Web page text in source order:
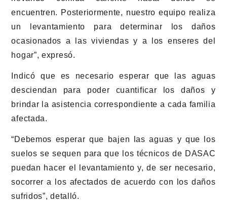
encuentren. Posteriormente, nuestro equipo realiza
un levantamiento para determinar los daños
ocasionados a las viviendas y a los enseres del
hogar”, expresó.
Indicó que es necesario esperar que las aguas
desciendan para poder cuantificar los daños y
brindar la asistencia correspondiente a cada familia
afectada.
“Debemos esperar que bajen las aguas y que los
suelos se sequen para que los técnicos de DASAC
puedan hacer el levantamiento y, de ser necesario,
socorrer a los afectados de acuerdo con los daños
sufridos”, detalló.